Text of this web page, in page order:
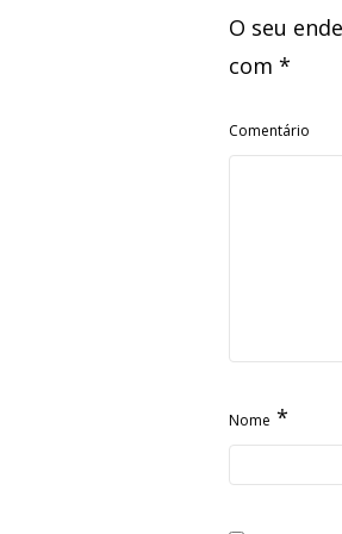
O seu
com *
Comentário
Nome *